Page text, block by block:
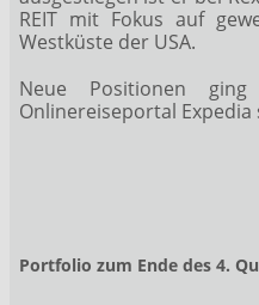
REIT mit Fokus auf
Westküste der USA.
Neue Positionen
Onlinereiseportal Expedia
Portfolio zum Ende des 4.